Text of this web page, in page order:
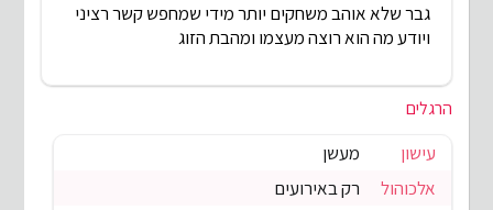
גבר שלא אוהב משחקים יותר מידי שמחפש קשר רציני
ויודע מה הוא רוצה מעצמו ומהבת הזוג
הרגלים
עישון
מעשן
אלכוהול
רק באירועים